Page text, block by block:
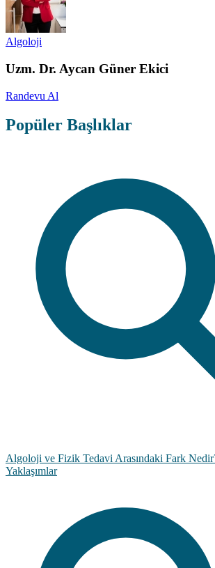
Algoloji
Uzm. Dr. Aycan Güner Ekici
Randevu Al
Popüler Başlıklar
Algoloji ve Fizik Tedavi Arasındaki Fark
Yaklaşımlar